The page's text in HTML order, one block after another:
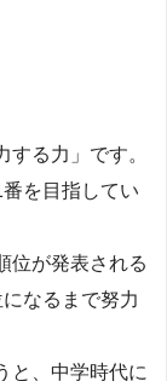
る力」です。
を目指してい
位が発表される
なるまで努力
と、中学時代に